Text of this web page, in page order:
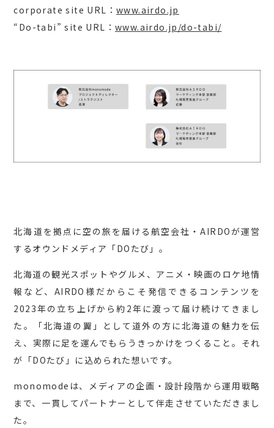
corporate site URL： www.airdo.jp
“Do-tabi” site URL： www.airdo.jp/do-tabi/
北海道を拠点に空の旅を届ける航空会社・AIRDOが運営
するオウンドメディア「DOたび」。
北海道の観光スポットやグルメ、アニメ・映画のロケ地情
報など、AIRDO様だからこそ発信できるコンテンツを
2023年の立ち上げから約2年に渡って届け続けてきまし
た。「北海道の翼」として道外の方に北海道の魅力を伝
え、実際に足を運んでもらうきっかけをつくること。それ
が「DOたび」に込められた想いです。
monomodeは、メディアの企画・設計段階から運用戦略
まで、一貫してパートナーとして伴走させていただきまし
た。